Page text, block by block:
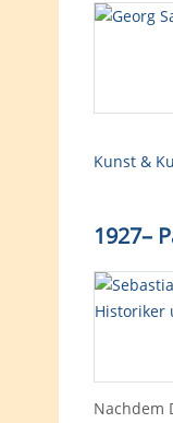
Kunst &
1927–
Nachdem